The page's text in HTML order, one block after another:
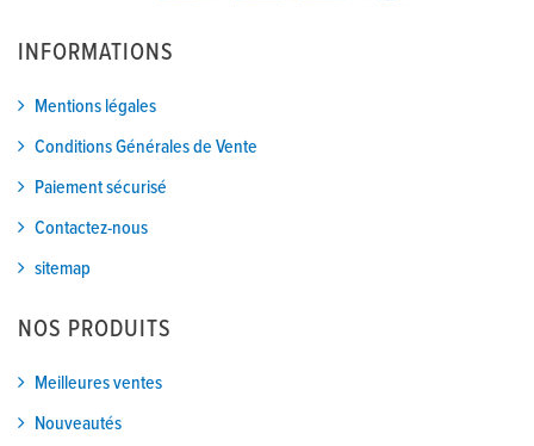
INFORMATIONS
Mentions légales
Conditions Générales de Vente
Paiement sécurisé
Contactez-nous
sitemap
NOS PRODUITS
Meilleures ventes
Nouveautés